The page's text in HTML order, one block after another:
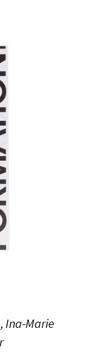
Ina-Marie